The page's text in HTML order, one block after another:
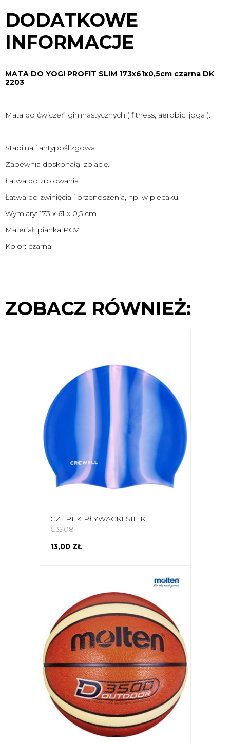
DODATKOWE
INFORMACJE
MATA DO YOGI PROFIT SLIM 173x61x0,5cm czarna DK
2203
Mata do ćwiczeń gimnastycznych ( fitness, aerobic, joga ).
Stabilna i antypoślizgowa.
Zapewnia doskonałą izolację.
Łatwa do zrolowania.
Łatwa do zwinięcia i przenoszenia, np. w plecaku.
Wymiary: 173 x 61 x 0,5 cm
Materiał: pianka PCV
Kolor: czarna
ZOBACZ RÓWNIEŻ:
CZEPEK PŁYWACKI SILIKONOWY CROWELL MULTI FLAME NIEBIESKO-RÓŻOWY KOL.06
C3908
13,00 ZŁ